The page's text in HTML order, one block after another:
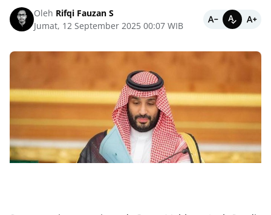
Oleh Rifqi Fauzan S
Jumat, 12 September 2025 00:07 WIB